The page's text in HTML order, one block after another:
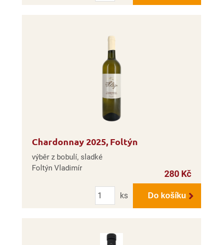
Chardonnay 2025, Foltýn
výběr z bobulí, sladké
Foltýn Vladimír
280 Kč
Počet
ks
Do košíku